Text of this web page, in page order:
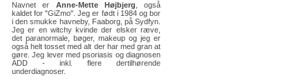
Navnet er Anne-Mette Højbjerg , også
kaldet for "GiZmo". Jeg er født i 1984 og bor
i den smukke havneby, Faaborg, på Sydfyn.
Jeg er en witchy kvinde der elsker ræve,
det paranormale, bøger, makeup og jeg er
også helt tosset med alt der har med gran at
gøre. Jeg lever med psoriasis og diagnosen
ADD - inkl. flere dertilhørende
underdiagnoser.